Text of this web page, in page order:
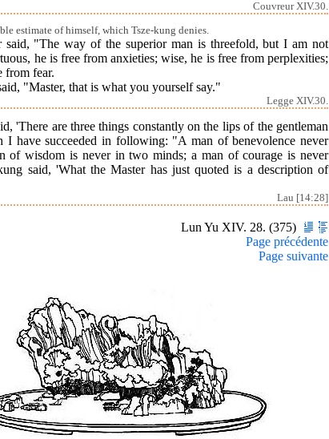
Couvreur XIV.30.
estimate of himself, which Tsze-kung denies.
said, "The way of the superior man is threefold, but I am not
he is free from anxieties; wise, he is free from perplexities;
from fear.
"Master, that is what you yourself say."
Legge XIV.30.
'There are three things constantly on the lips of the gentleman
I have succeeded in following: "A man of benevolence never
of wisdom is never in two minds; a man of courage is never
said, 'What the Master has just quoted is a description of
Lau [14:28]
Lun Yu XIV. 28. (375)
Page précédente
Page suivante